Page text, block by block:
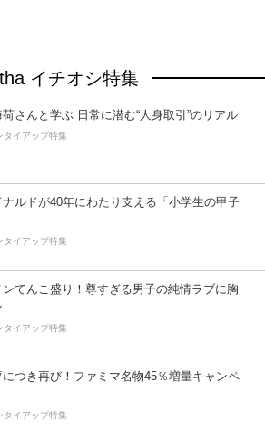
イチオシ特集
荷さんと学ぶ 日常に潜む“人身取引”のリアル
タイアップ特集
ナルドが40年にわたり支える「小学生の甲子
タイアップ特集
ンてんこ盛り！尊すぎる男子の純情ラブに胸
タイアップ特集
につき再び！ファミマ名物45％増量キャンペ
タイアップ特集